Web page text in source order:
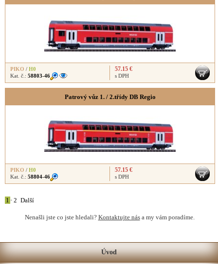
PIKO / H0
Kat. č.: 58803-46
57.15 €
s DPH
Patrový vůz 1. / 2.třídy DB Regio
PIKO / H0
Kat. č.: 58804-46
57.15 €
s DPH
1 • 2 Další
Nenašli jste co jste hledali? Kontaktujte nása my vám poradíme.
Úvod